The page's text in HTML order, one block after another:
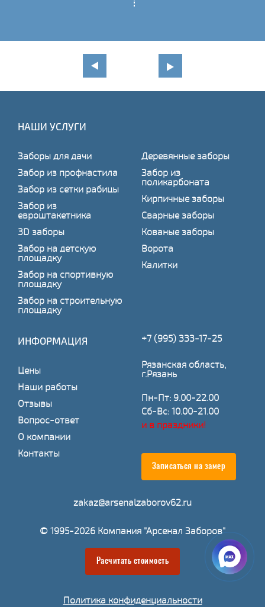
НАШИ УСЛУГИ
Заборы для дачи
Забор из профнастила
Забор из сетки рабицы
Забор из
евроштакетника
3D заборы
Забор на детскую
площадку
Забор на спортивную
площадку
Забор на строительную
площадку
Деревянные заборы
Забор из
поликарбоната
Кирпичные заборы
Сварные заборы
Кованые заборы
Ворота
Калитки
ИНФОРМАЦИЯ
Цены
Наши работы
Отзывы
Вопрос-ответ
О компании
Контакты
+7 (995) 333-17-25
Рязанская область,
г.Рязань
Пн-Пт: 9.00-22.00
Сб-Вс: 10.00-21.00
и в праздники!
Записаться на замер
zakaz@arsenalzaborov62.ru
© 1995-2026 Компания "Арсенал Заборов"
Расчитать стоимость
Политика конфиденциальности